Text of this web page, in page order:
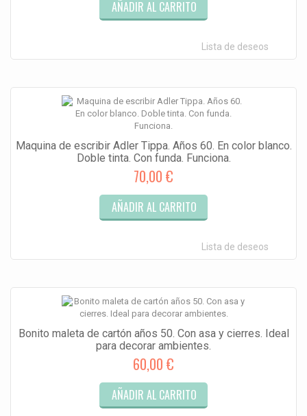
AÑADIR AL CARRITO
Lista de deseos
Maquina de escribir Adler Tippa. Años 60. En color blanco.
Doble tinta. Con funda. Funciona.
70,00 €
AÑADIR AL CARRITO
Lista de deseos
Bonito maleta de cartón años 50. Con asa y cierres. Ideal
para decorar ambientes.
60,00 €
AÑADIR AL CARRITO